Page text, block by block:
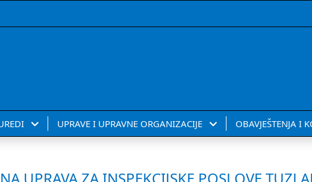
UPRAVE I UPRAVNE ORGANIZACIJE OBAVJEŠTENJA I